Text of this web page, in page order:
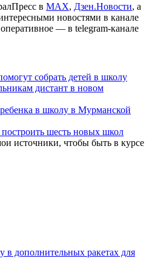
в МАХ, Дзен.Новости, а
новостями в канале
— в telegram-канале
собрать детей в школу
дистант в новом
в школу в Мурманской
шесть новых школ
источники, чтобы быть в курсе
в дополнительных ракетах для